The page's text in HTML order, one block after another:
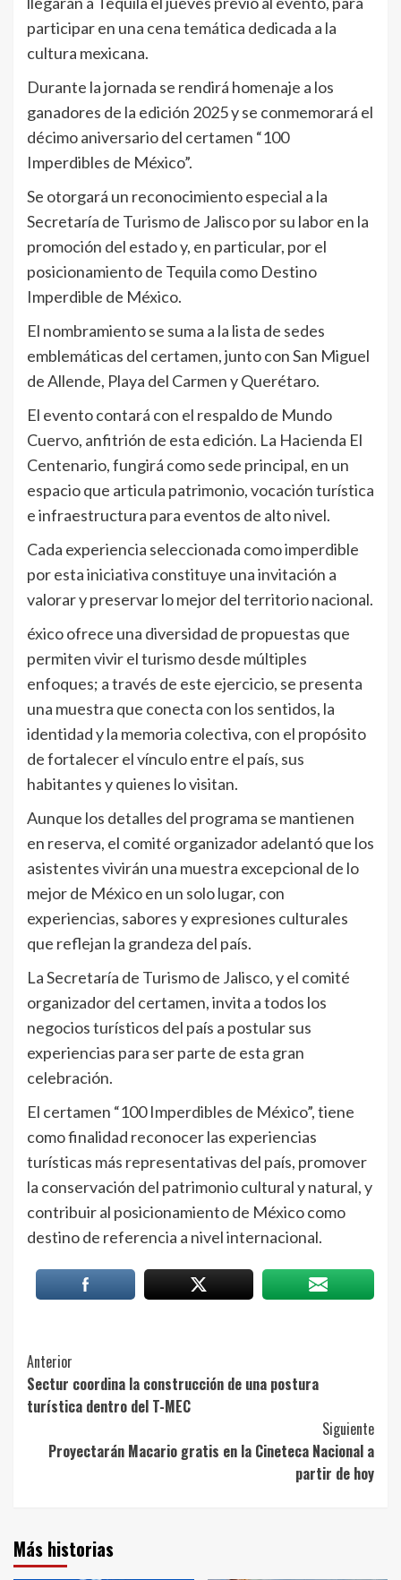
participar en una cena temática dedicada a la
cultura mexicana.
Durante la jornada se rendirá homenaje a los
ganadores de la edición 2025 y se conmemorará el
décimo aniversario del certamen “100
Imperdibles de México”.
Se otorgará un reconocimiento especial a la
Secretaría de Turismo de Jalisco por su labor en la
promoción del estado y, en particular, por el
posicionamiento de Tequila como Destino
Imperdible de México.
El nombramiento se suma a la lista de sedes
emblemáticas del certamen, junto con San Miguel
de Allende, Playa del Carmen y Querétaro.
El evento contará con el respaldo de Mundo
Cuervo, anfitrión de esta edición. La Hacienda El
Centenario, fungirá como sede principal, en un
espacio que articula patrimonio, vocación turística
e infraestructura para eventos de alto nivel.
Cada experiencia seleccionada como imperdible
por esta iniciativa constituye una invitación a
valorar y preservar lo mejor del territorio nacional.
éxico ofrece una diversidad de propuestas que
permiten vivir el turismo desde múltiples
enfoques; a través de este ejercicio, se presenta
una muestra que conecta con los sentidos, la
identidad y la memoria colectiva, con el propósito
de fortalecer el vínculo entre el país, sus
habitantes y quienes lo visitan.
Aunque los detalles del programa se mantienen
en reserva, el comité organizador adelantó que los
asistentes vivirán una muestra excepcional de lo
mejor de México en un solo lugar, con
experiencias, sabores y expresiones culturales
que reflejan la grandeza del país.
La Secretaría de Turismo de Jalisco, y el comité
organizador del certamen, invita a todos los
negocios turísticos del país a postular sus
experiencias para ser parte de esta gran
celebración.
El certamen “100 Imperdibles de México”, tiene
como finalidad reconocer las experiencias
turísticas más representativas del país, promover
la conservación del patrimonio cultural y natural, y
contribuir al posicionamiento de México como
destino de referencia a nivel internacional.
Post
Navigation
Anterior
Sectur coordina la construcción de una postura
turística dentro del T-MEC
Siguiente
Proyectarán Macario gratis en la Cineteca Nacional a
partir de hoy
Más historias